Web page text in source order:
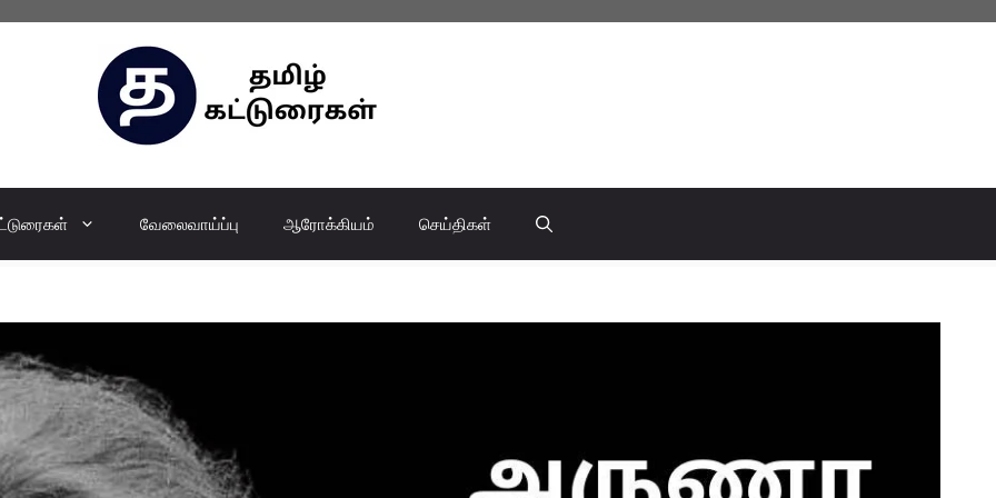
வேலைவாய்ப்பு ஆரோக்கியம் செய்திகள்